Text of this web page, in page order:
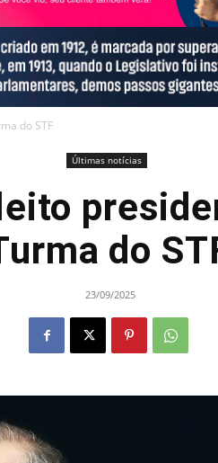
do STF
Últimas notícias
do
23/09/2025